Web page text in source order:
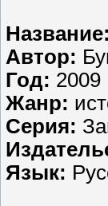
Название:
Автор:
Год: 2009
Жанр:
Серия:
Язык: